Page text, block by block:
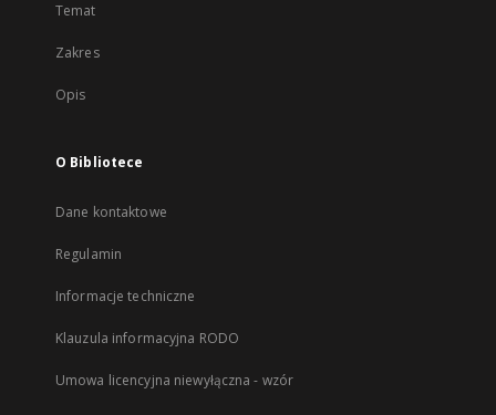
Temat
Zakres
Opis
O Bibliotece
Dane kontaktowe
Regulamin
Informacje techniczne
Klauzula informacyjna RODO
Umowa licencyjna niewyłączna - wzór